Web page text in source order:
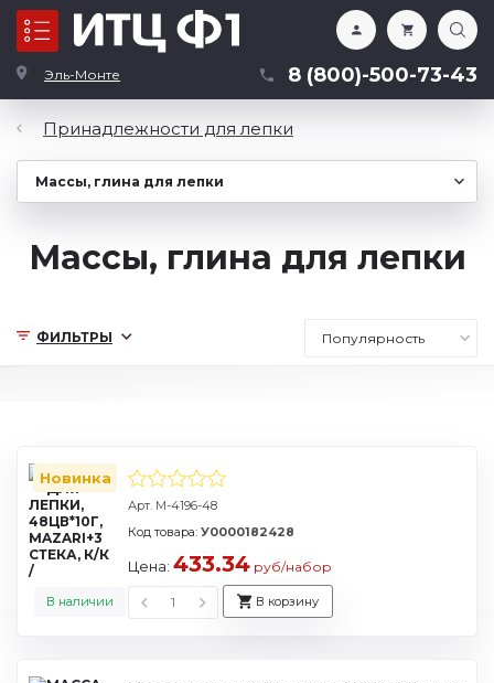
Эль-Монте 8 (800)-500-73-43
Каталог
ФИЛЬТРЫ
Принадлежности для лепки
Массы, глина для лепки
Новинка
Арт. M-4196-48
В наличии
Код товара: У0000182428
Цена: 433.34 руб/набор
В корзину